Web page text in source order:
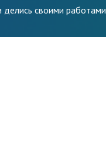
делись своими работами